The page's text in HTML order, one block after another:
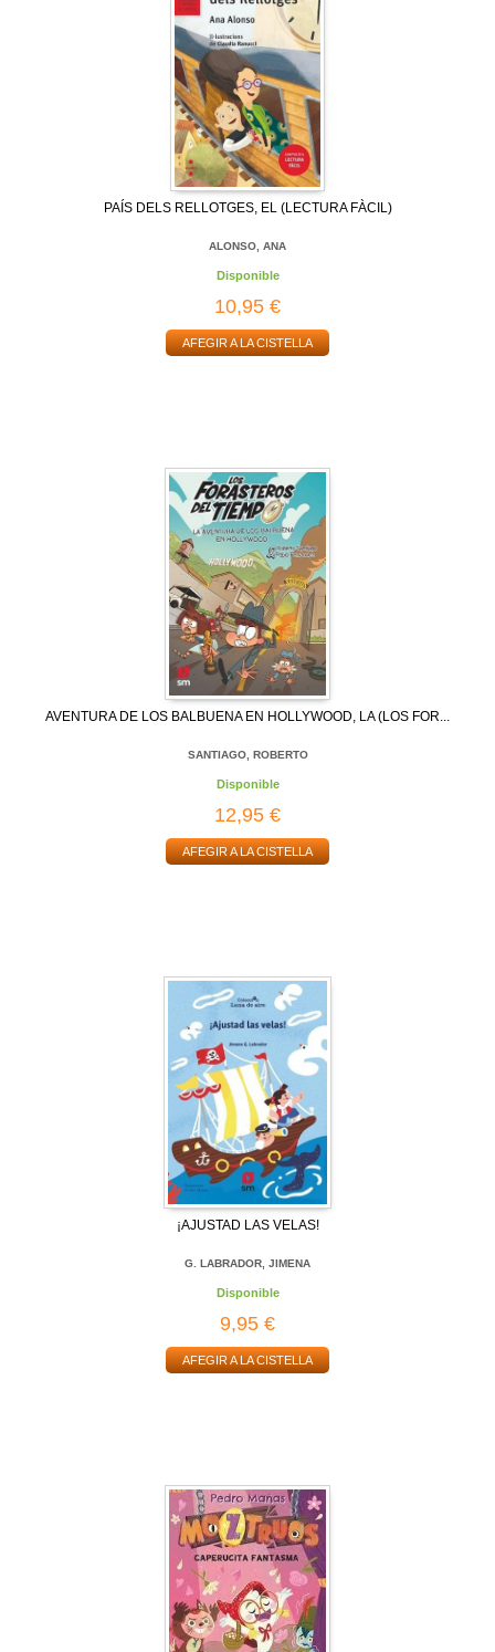
PAÍS DELS RELLOTGES, EL (LECTURA FÀCIL)
ALONSO, ANA
Disponible
10,95 €
AFEGIR A LA CISTELLA
AVENTURA DE LOS BALBUENA EN HOLLYWOOD, LA (LOS FOR...
SANTIAGO, ROBERTO
Disponible
12,95 €
AFEGIR A LA CISTELLA
¡AJUSTAD LAS VELAS!
G. LABRADOR, JIMENA
Disponible
9,95 €
AFEGIR A LA CISTELLA